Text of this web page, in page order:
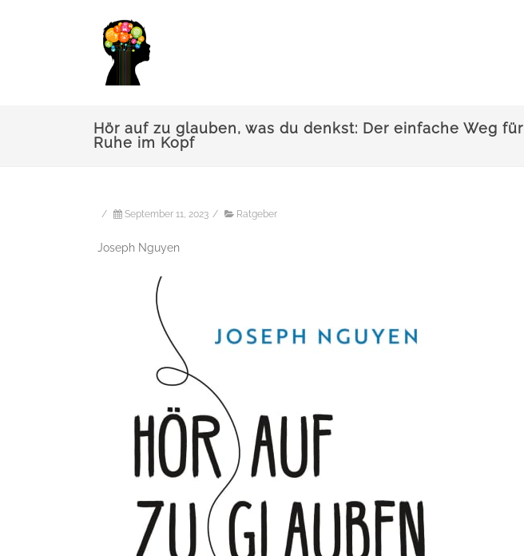
Hör auf zu glauben, was du denkst: Der einfache Weg für
Ruhe im Kopf
/ September 11, 2023 / Ratgeber
Joseph Nguyen